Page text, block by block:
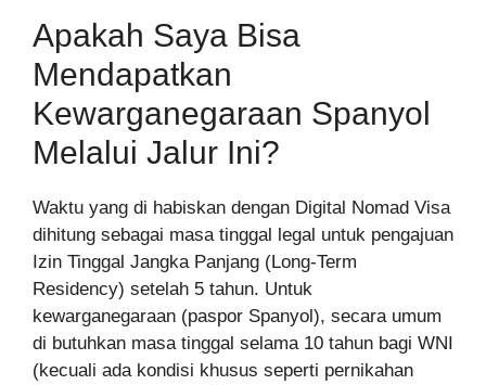
Apakah Saya Bisa
Mendapatkan
Kewarganegaraan Spanyol
Melalui Jalur Ini?
Waktu yang di habiskan dengan Digital Nomad Visa
dihitung sebagai masa tinggal legal untuk pengajuan
Izin Tinggal Jangka Panjang (Long-Term
Residency) setelah 5 tahun. Untuk
kewarganegaraan (paspor Spanyol), secara umum
di butuhkan masa tinggal selama 10 tahun bagi WNI
(kecuali ada kondisi khusus seperti pernikahan